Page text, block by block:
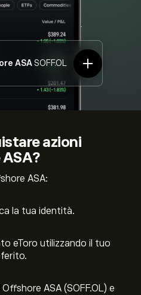
ASA SOFF.OL
azioni
ASA:
la tua identità.
eToro utilizzando il tuo
ASA (SOFF.OL) e